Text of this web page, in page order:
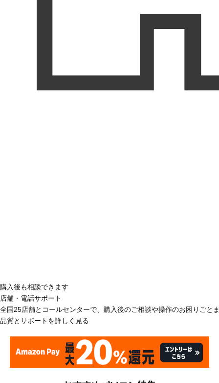
購入後も相談できます
店舗・電話サポート
全国25店舗とコールセンターで、購入後のご相談や操作のお困りごと
品質とサポートを詳しく見る